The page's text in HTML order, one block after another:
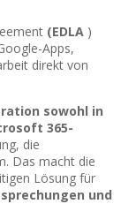
(EDLA )
Apps,
direkt von
sowohl in
365-
die
Das macht die
Lösung für
und